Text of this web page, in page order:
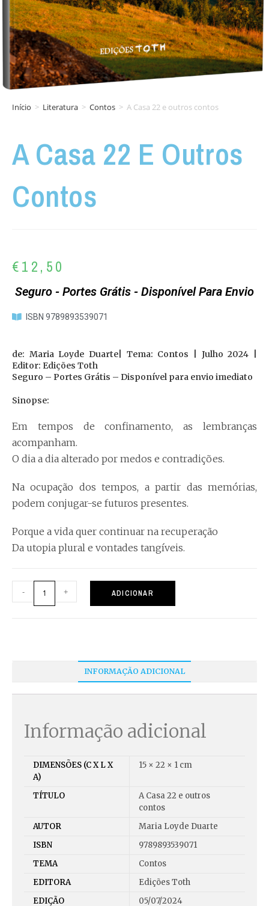
Início > Literatura > Contos > A Casa 22 e outros contos
A Casa 22 E Outros
Contos
€12,50
Seguro - Portes Grátis - Disponível Para Envio
ISBN 9789893539071
de: Maria Loyde Duarte| Tema: Contos | Julho 2024 |
Editor: Edições Toth
Seguro – Portes Grátis – Disponível para envio imediato
Sinopse:
Em tempos de confinamento, as lembranças
acompanham.
O dia a dia alterado por medos e contradições.
Na ocupação dos tempos, a partir das memórias,
podem conjugar-se futuros presentes.
Porque a vida quer continuar na recuperação
Da utopia plural e vontades tangíveis.
- + ADICIONAR
INFORMAÇÃO ADICIONAL
Informação adicional
DIMENSÕES (C X L X
A)
15 × 22 × 1 cm
TÍTULO
A Casa 22 e outros
contos
AUTOR
Maria Loyde Duarte
ISBN
9789893539071
TEMA
Contos
EDITORA
Edições Toth
EDIÇÃO
05/07/2024